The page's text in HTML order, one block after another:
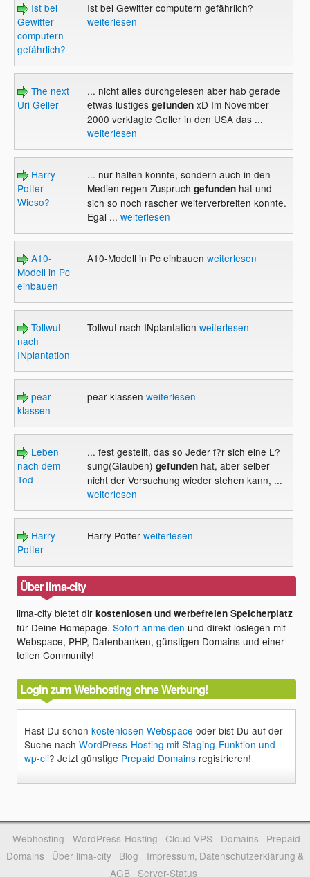
Ist bei
Gewitter
computern
gefährlich?
Ist bei Gewitter computern gefährlich?
weiterlesen
The next
Uri Geller
... nicht alles durchgelesen aber hab gerade
etwas lustigesgefundenxD Im November
2000 verklagte Geller in den USA das ...
weiterlesen
Harry
Potter -
Wieso?
... nur halten konnte, sondern auch in den
Medien regen Zuspruch gefundenhat und
sich so noch rascher weiterverbreiten konnte.
Egal ... weiterlesen
A10-
Modell in Pc
einbauen
A10-Modell in Pc einbauen weiterlesen
Tollwut
nach
INplantation
Tollwut nach INplantation weiterlesen
pear
klassen
pear klassen weiterlesen
Leben
nach dem
Tod
... fest gestellt, das so Jeder f?r sich eine L?
sung(Glauben) gefundenhat, aber selber
nicht der Versuchung wieder stehen kann, ...
weiterlesen
Harry
Potter
Harry Potter weiterlesen
Über lima-city
lima-city bietet dirkostenlosen und werbefreien Speicherplatz
für Deine Homepage.Sofort anmelden und direkt loslegen mit
Webspace, PHP, Datenbanken, günstigen Domains und einer
tollen Community!
Login zum Webhosting ohne Werbung!
Hast Du schonkostenlosen Webspace oder bist Du auf der
Suche nachWordPress-Hosting mit Staging-Funktion und
wp-cli? Jetzt günstige Prepaid Domains registrieren!
Webhosting WordPress-Hosting Cloud-VPS Domains
Prepaid
Domains
Über lima-city Blog
Impressum, Datenschutzerklärung &
AGB
Server-Status